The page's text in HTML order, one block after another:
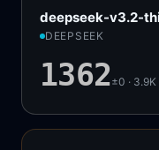
deepseek-v3.2-
DEEPSEEK
1362±0 · 3.9K